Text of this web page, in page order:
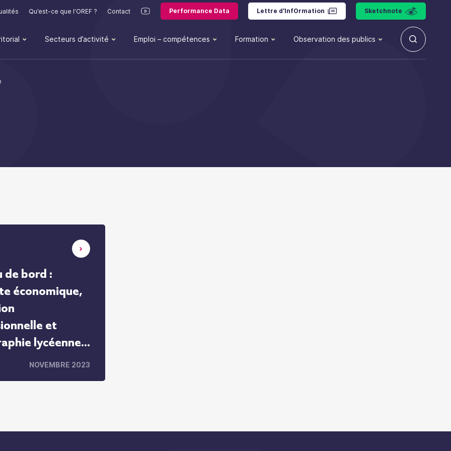
Qu’est-ce que l’OREF ? Contact Performance Data Lettre d’InfOrmation Sketchnote
Secteurs d’activité Emploi – compétences Formation Observation des publics
de bord :
économique,
et
lycéenne
d’emploi
NOVEMBRE 2023